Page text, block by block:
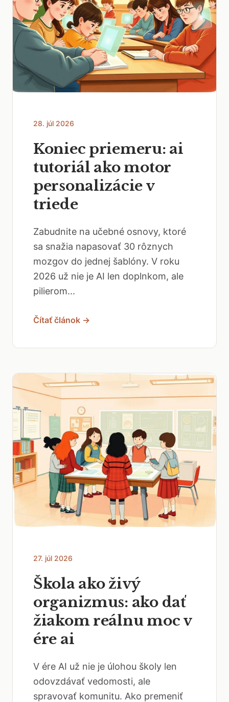
28. júl 2026
Koniec priemeru: ai
tutoriál ako motor
personalizácie v
triede
Zabudnite na učebné osnovy, ktoré
sa snažia napasovať 30 rôznych
mozgov do jednej šablóny. V roku
2026 už nie je AI len doplnkom, ale
pilierom...
Čítať článok →
27. júl 2026
Škola ako živý
organizmus: ako dať
žiakom reálnu moc v
ére ai
V ére AI už nie je úlohou školy len
odovzdávať vedomosti, ale
spravovať komunitu. Ako premeniť